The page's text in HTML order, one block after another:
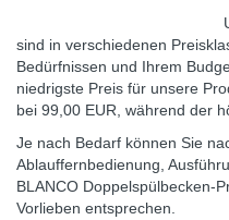
sind in verschiedenen
Bedürfnissen und Ihrem
niedrigste Preis für unsere
bei 99,00 EUR, während der
Je nach Bedarf können Sie
Ablauffernbedienung,
BLANCO Doppelspülbecken-
Vorlieben entsprechen.